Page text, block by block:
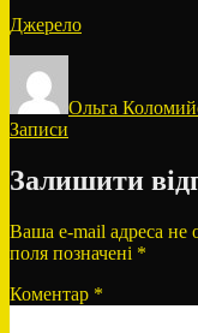
Джерело
Ольга
Записи
Залишити
Ваша e-mail адреса не
поля позначені *
Коментар *